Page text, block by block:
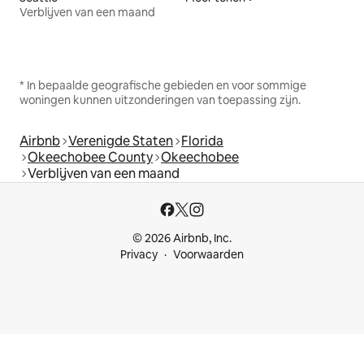
Verblijven van een maand
* In bepaalde geografische gebieden en voor sommige
woningen kunnen uitzonderingen van toepassing zijn.
Airbnb Verenigde Staten Florida
Okeechobee County Okeechobee
Verblijven van een maand
© 2026 Airbnb, Inc.
Privacy
Voorwaarden